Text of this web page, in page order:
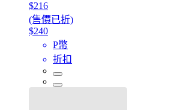
$216
(售價已折)
$240
P幣
折扣